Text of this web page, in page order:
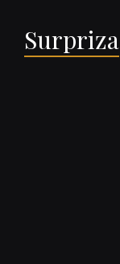
Surpriza